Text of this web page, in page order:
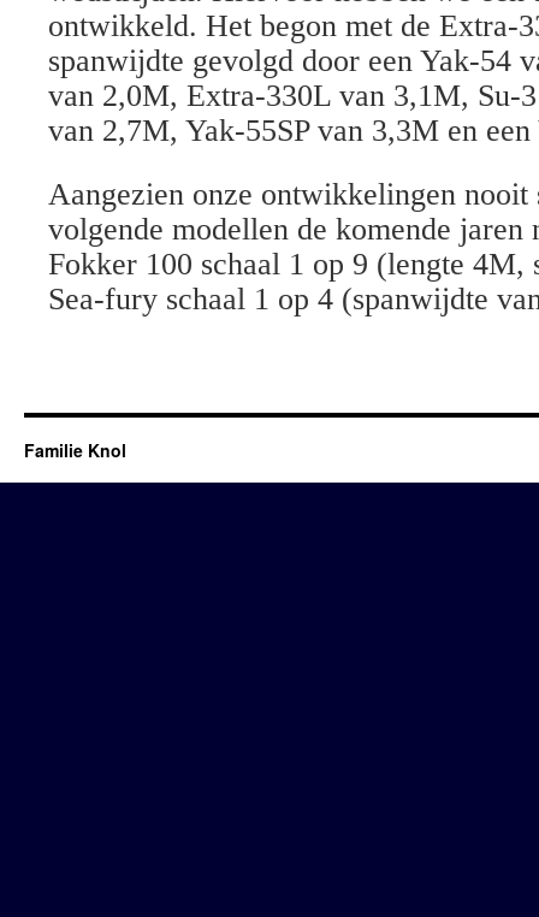
ontwikkeld. Het begon met de Extra-
spanwijdte gevolgd door een Yak-54
van 2,0M, Extra-330L van 3,1M, Su-
van 2,7M, Yak-55SP van 3,3M en
Aangezien onze ontwikkelingen
volgende modellen de komende
Fokker 100 schaal 1 op 9 (lengte
Sea-fury schaal 1 op 4 (spanwijdte
Familie Knol